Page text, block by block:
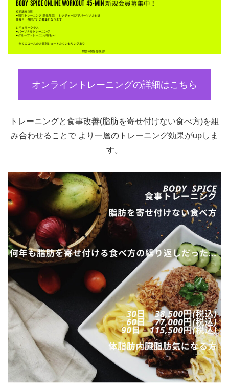
オンライントレーニングの詳細はこちら
トレーニングと食事改善(脂肪を寄せ付けない食べ方)を組
み合わせることで より一層のトレーニング効果がupしま
す。